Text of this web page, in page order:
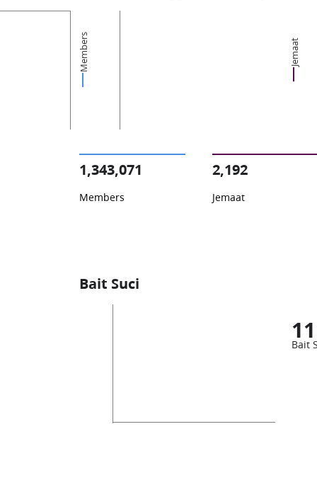
Members Jemaat
1,343,071
Members
2,192
Jemaat
Bait Suci
11
Bait